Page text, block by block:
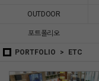
OUTDOOR
포트폴리오
PORTFOLIO ETC